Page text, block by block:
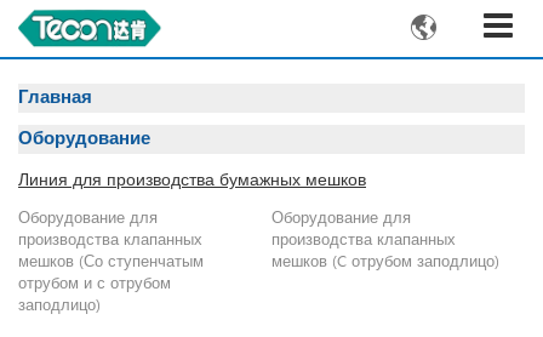

Главная
Оборудование
Линия для производства бумажных мешков
Оборудование для
производства клапанных
мешков (Со ступенчатым
отрубом и с отрубом
заподлицо)
Оборудование для
производства клапанных
мешков (C отрубом заподлицо)